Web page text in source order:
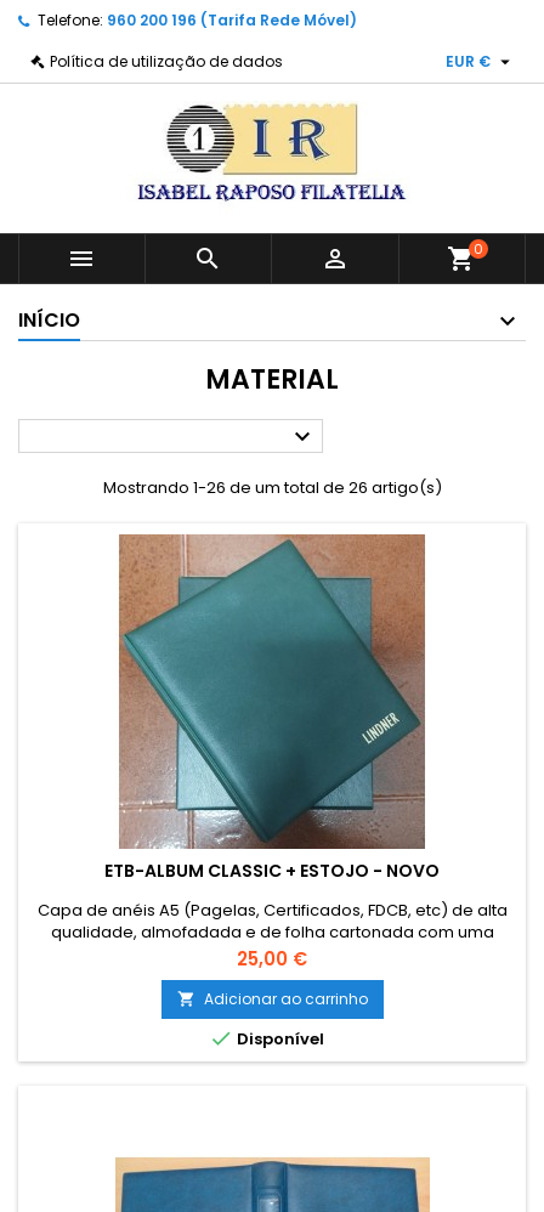
Telefone: 960 200 196 (Tarifa Rede Móvel)
Política de utilização de dados
EUR € 
   shopping_cart0
INÍCIO
MATERIAL

Mostrando 1-26 de um total de 26 artigo(s)
ETB-ALBUM CLASSIC + ESTOJO - NOVO
Capa de anéis A5 (Pagelas, Certificados, FDCB, etc) de alta
qualidade, almofadada e de folha cartonada com uma
janela na lombada para rotular. Inclui 20 folhas dimensão
DIN A5 (Ref. Nº 819) fabricado em PVC transparente de longa
duração livre de ácidos e plastificantes. Formato capa-
estojo: 200 x 235 x 40 mm Mecanismo de argolas: 13 anéis
Capacidade:...
Preço
25,00 €
 Adicionar ao carrinho
 Disponível